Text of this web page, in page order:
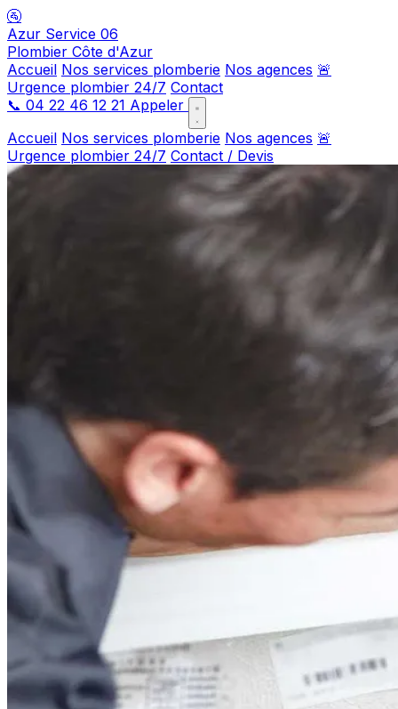
🚰
Azur Service 06
Plombier Côte d'Azur
Accueil Nos services plomberie Nos agences 🚨
Urgence plombier 24/7 Contact
📞 04 22 46 12 21 Appeler
Accueil Nos services plomberie Nos agences 🚨
Urgence plombier 24/7 Contact / Devis